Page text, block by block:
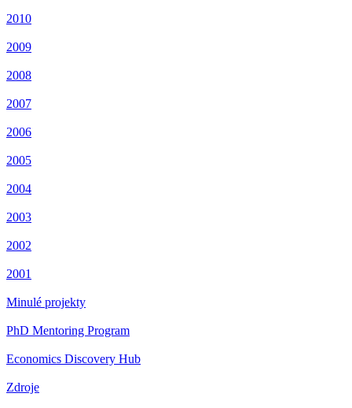
2010
2009
2008
2007
2006
2005
2004
2003
2002
2001
Minulé projekty
PhD Mentoring Program
Economics Discovery Hub
Zdroje